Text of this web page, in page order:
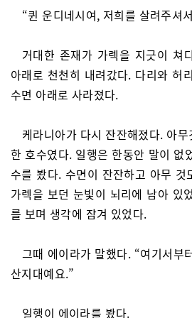
“퀸 운디네시여, 저희를 살려주셔
거대한 존재가 가렉을 지긋이 쳐
아래로 천천히 내려갔다. 다리와 허
수면 아래로 사라졌다.
케라니아가 다시 잔잔해졌다. 아
한 호수였다. 일행은 한동안 말이 없
수를 봤다. 수면이 잔잔하고 아무 것
가렉을 보던 눈빛이 뇌리에 남아 있
를 보며 생각에 잠겨 있었다.
그때 에이라가 말했다. “여기서부
산지대예요.”
일행이 에이라를 봤다.